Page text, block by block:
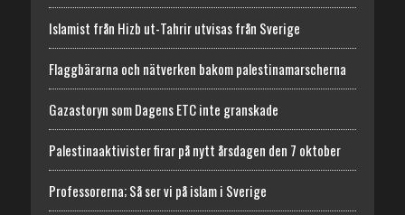
Islamist från Hizb ut-Tahrir utvisas från Sverige
Flaggbärarna och nätverken bakom palestinamarscherna
Gazastoryn som Dagens ETC inte granskade
Palestinaaktivister firar på nytt årsdagen den 7 oktober
Professorerna; Så ser vi på islam i Sverige